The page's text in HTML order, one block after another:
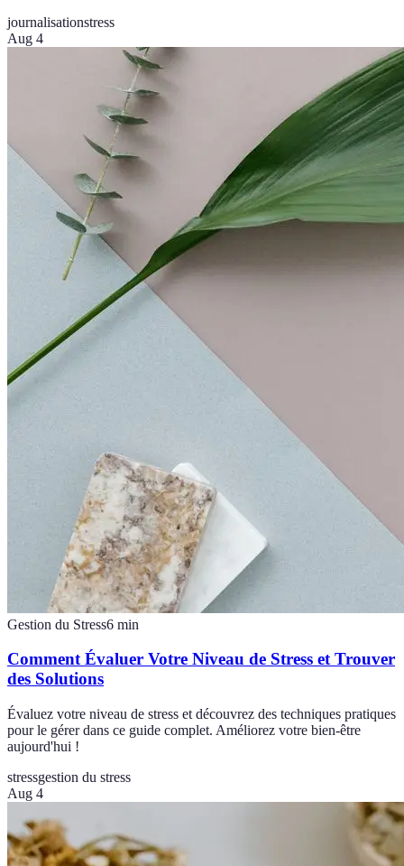
journalisationstress
Aug 4
Gestion du Stress6 min
Comment Évaluer Votre Niveau de Stress et Trouver
des Solutions
Évaluez votre niveau de stress et découvrez des techniques pratiques
pour le gérer dans ce guide complet. Améliorez votre bien-être
aujourd'hui !
stressgestion du stress
Aug 4